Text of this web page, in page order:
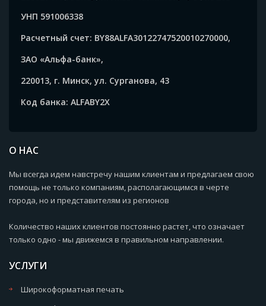
УНП 591006338
Расчетный счет: BY88ALFA30122747520010270000,
ЗАО «Альфа-банк»,
220013, г. Минск, ул. Сурганова, 43
Код банка: ALFABY2X
О НАС
Мы всегда идем навстречу нашим клиентам и предлагаем свою
помощь не только компаниям, располагающимся в черте
города, но и представителям из регионов
Количество наших клиентов постоянно растет, что означает
только одно - мы движемся в правильном направлении.
УСЛУГИ
Широкоформатная печать